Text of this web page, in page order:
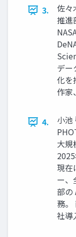
3.
佐々
推進
デー
化を
作家
4.
小池
大規
現在
ー、
部の
務。
社導